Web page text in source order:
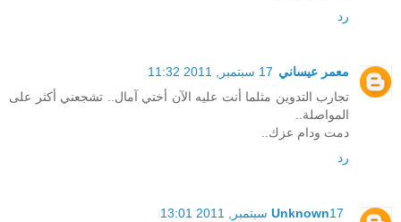
رد
معمر عيساني 17 سبتمبر, 2011 11:32
تجارب التدوين مثلما أنت عليه الآن أختي آمال.. تشجعني أكثر على
المواصلة..
دمت ودام عزك..
رد
Unknown17 سبتمبر, 2011 13:01